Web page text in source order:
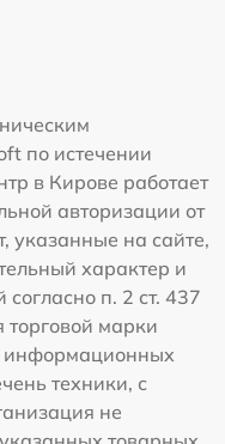
по истечении
в Кирове работает
авторизации от
указанные на сайте,
характер и
п. 2 ст. 437
марки
информационных
техники, с
не